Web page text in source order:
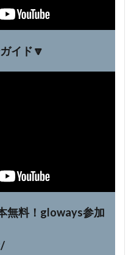
イド🔽
無料！gloways参加